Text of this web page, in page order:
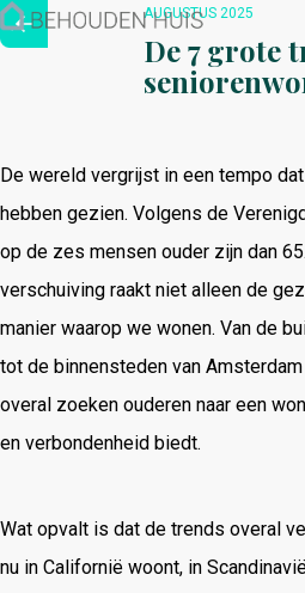
Hoe werkt het?
Over ons
Nieuwsbrief
AUGUSTUS 2025
De 7 grote
De wereld vergrijst in een tempo
hebben gezien. Volgens de
op de zes mensen ouder zijn dan
verschuiving raakt niet alleen de
manier waarop we wonen. Van de
tot de binnensteden van
overal zoeken ouderen naar een
en verbondenheid biedt.
Wat opvalt is dat de trends overal
nu in Californië woont, in